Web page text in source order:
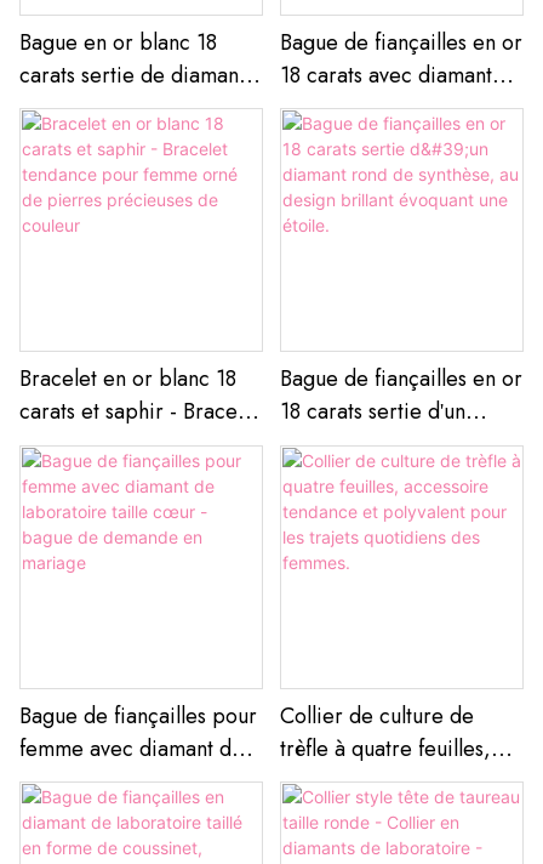
Bague en or blanc 18
carats sertie de diamants
de laboratoire. Des
pierres sélectionnées à la
main créent un éclat
continu, habillant votre
doigt d'un luxe discret et
Bague de fiançailles en or
18 carats avec diamant
ovale de 1,5 carat cultivé
en laboratoire.
Bracelet en or blanc 18
carats et saphir - Bracelet
tendance pour femme
orné de pierres
précieuses de couleur
Bague de fiançailles en or
18 carats sertie d'un
diamant rond de
synthèse, au design
brillant évoquant une
étoile.
Bague de fiançailles pour
femme avec diamant de
laboratoire taille cœur -
bague de demande en
mariage
Collier de culture de
trèfle à quatre feuilles,
accessoire tendance et
polyvalent pour les trajets
quotidiens des femmes.